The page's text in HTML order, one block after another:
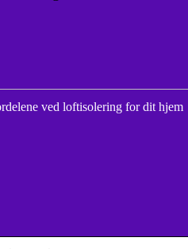
ved loftisolering for dit hjem